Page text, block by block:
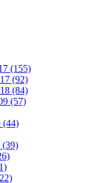
(155)
(92)
(84)
(57)
(44)
(39)